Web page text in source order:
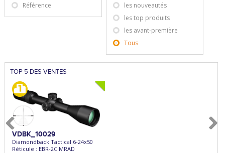
Référence
les nouveautés
les top produits
les avant-première
Tous
TOP 5 DES VENTES
VDBK_10029
Diamondback Tactical 6-24x50
Réticule : EBR-2C MRAD